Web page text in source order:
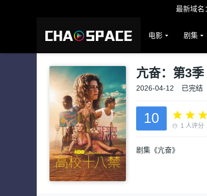
最新域名
电影 剧集
亢奋：第3季
2026-04-12 已完结
10 1 人评分
剧集《亢奋》